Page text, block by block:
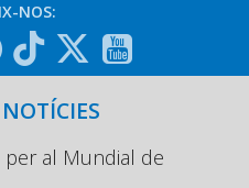
NOS:
per al Mundial de